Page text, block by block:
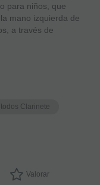
para niños, que
mano izquierda de
a través de
Clarinete
Valorar